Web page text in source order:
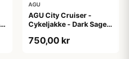
-
AGU
AGU City Cruiser -
Cykeljakke - Dark Sage -
750,00 kr